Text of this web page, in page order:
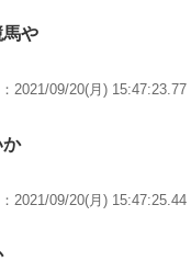
馬や
：2021/09/20(月)
か
：2021/09/20(月)